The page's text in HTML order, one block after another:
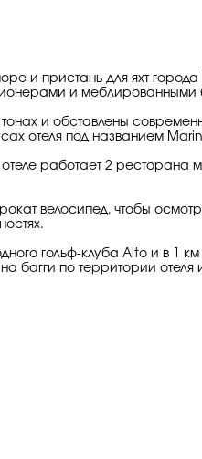
и пристань для яхт
и меблированными
и обставлены
отеля под названием
отеле работает 2
велосипед, чтобы
гольф-клуба Alto и в 1
багги по территории